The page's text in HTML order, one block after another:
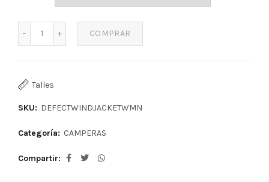
COMPRAR
Talles
SKU: DEFECTWINDJACKETWMN
Categoría: CAMPERAS
Compartir